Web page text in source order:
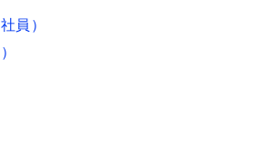
員）